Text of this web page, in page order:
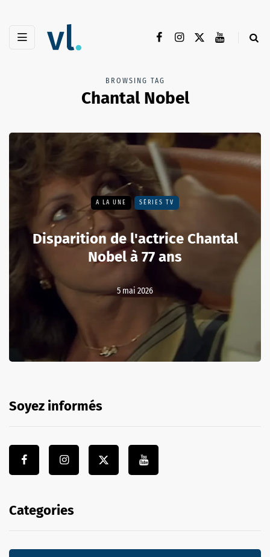
BROWSING TAG
Chantal Nobel
A LA UNE SÉRIES TV
Disparition de l'actrice Chantal
Nobel à 77 ans
5 mai 2026
Soyez informés
Categories